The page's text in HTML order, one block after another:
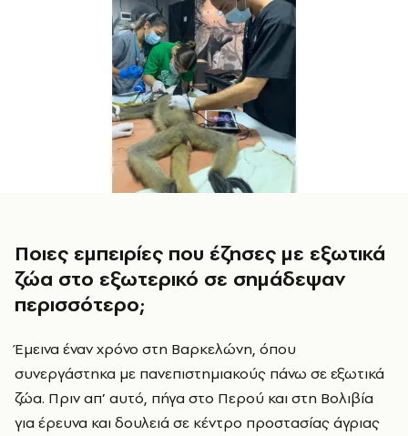
Ποιες εμπειρίες που έζησες με εξωτικά
ζώα στο εξωτερικό σε σημάδεψαν
περισσότερο;
Έμεινα έναν χρόνο στη Βαρκελώνη, όπου
συνεργάστηκα με πανεπιστημιακούς πάνω σε εξωτικά
ζώα. Πριν απ’ αυτό, πήγα στο Περού και στη Βολιβία
για έρευνα και δουλειά σε κέντρο προστασίας άγριας